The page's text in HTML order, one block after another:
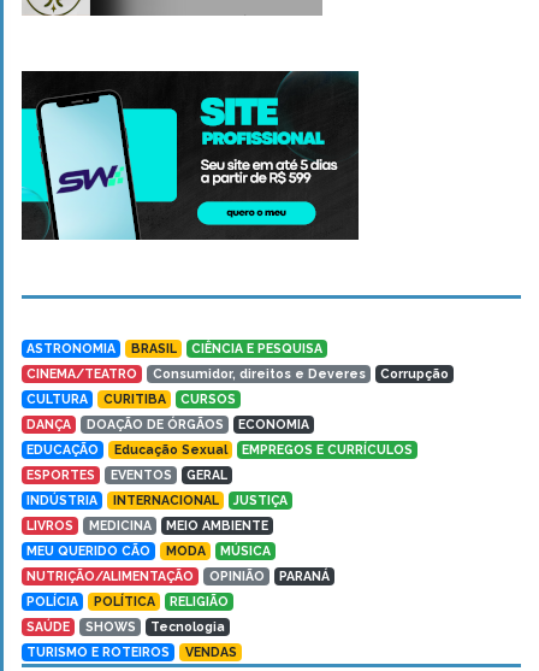
ASTRONOMIA BRASIL
CIÊNCIA E PESQUISA
CINEMA/TEATRO
Consumidor, direitos e Deveres
Corrupção
CULTURA
CURITIBA
CURSOS
DANÇA
DOAÇÃO DE ÓRGÃOS
ECONOMIA
EDUCAÇÃO
Educação Sexual
EMPREGOS E CURRÍCULOS
ESPORTES
EVENTOS
GERAL
INDÚSTRIA
INTERNACIONAL
JUSTIÇA
LIVROS
MEDICINA
MEIO AMBIENTE
MEU QUERIDO CÃO
MODA
MÚSICA
NUTRIÇÃO/ALIMENTAÇÃO
OPINIÃO
PARANÁ
POLÍCIA
POLÍTICA
RELIGIÃO
SAÚDE
SHOWS
Tecnologia
TURISMO E ROTEIROS
VENDAS